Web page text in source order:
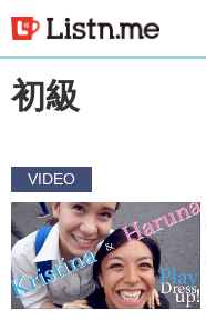
初級
VIDEO